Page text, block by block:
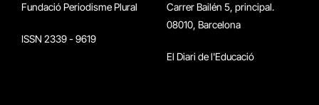
Fundació Periodisme Plural
ISSN 2339 - 9619
Carrer Bailén 5, principal.
08010, Barcelona
El Diari de l'Educació